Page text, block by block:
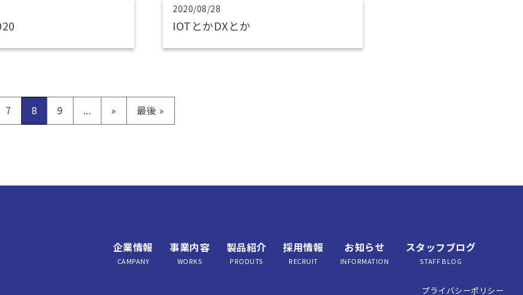
2020/08/28
IOTとかDXとか
7 8 9 ... » 最後 »
企業情報
CAMPANY
事業内容
WORKS
製品紹介
PRODUTS
採用情報
RECRUIT
お知らせ
INFORMATION
スタッフブログ
STAFF BLOG
プライバシーポリシー